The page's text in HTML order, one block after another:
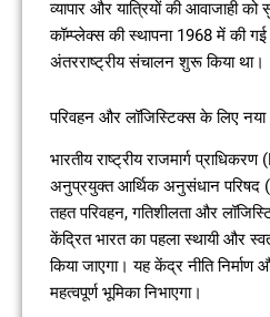
व्यापार और यात्रियों की आवाजाही
कॉम्प्लेक्स की स्थापना 1968 में की
अंतरराष्ट्रीय संचालन शुरू किया था।
परिवहन और लॉजिस्टिक्स के लिए
भारतीय राष्ट्रीय राजमार्ग
अनुप्रयुक्त आर्थिक अनुसंधान
तहत परिवहन, गतिशीलता और
केंद्रित भारत का पहला स्थायी और
किया जाएगा। यह केंद्र नीति
महत्वपूर्ण भूमिका निभाएगा।